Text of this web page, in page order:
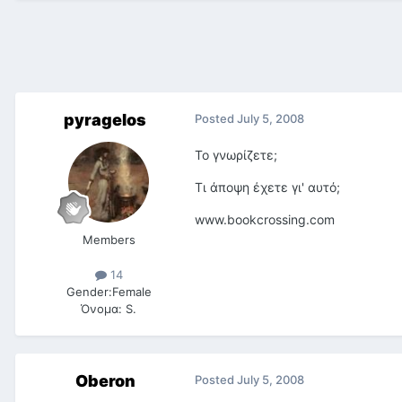
pyragelos
Members
14
Gender:Female
Όνομα: S.
Posted July 5, 2008
Το γνωρίζετε;
Τι άποψη έχετε γι' αυτό;
www.bookcrossing.com
Oberon Posted July 5, 2008